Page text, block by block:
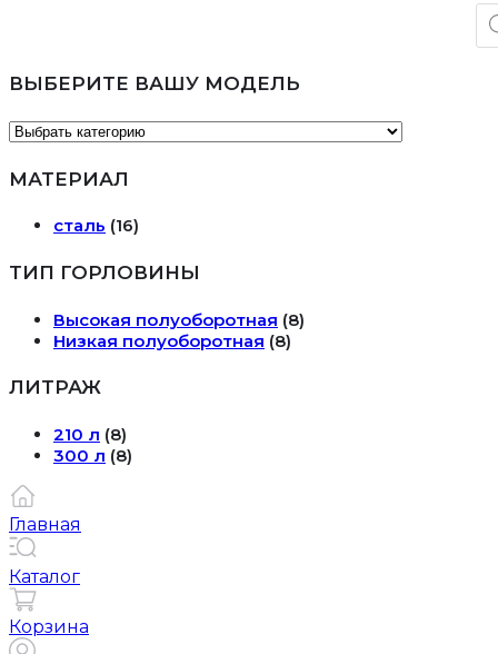
ВЫБЕРИТЕ ВАШУ МОДЕЛЬ
МАТЕРИАЛ
сталь (16)
ТИП ГОРЛОВИНЫ
Высокая полуоборотная (8)
Низкая полуоборотная (8)
ЛИТРАЖ
210 л (8)
300 л (8)
Главная
Каталог
Корзина